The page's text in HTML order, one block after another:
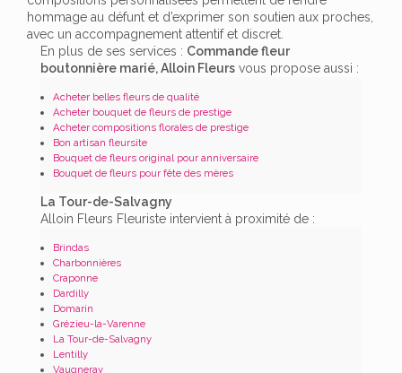
hommage au défunt et d’exprimer son soutien aux proches,
avec un accompagnement attentif et discret.
En plus de ses services : Commande fleur
boutonnière marié, Alloin Fleurs vous propose aussi :
Acheter belles fleurs de qualité
Acheter bouquet de fleurs de prestige
Acheter compositions florales de prestige
Bon artisan fleursite
Bouquet de fleurs original pour anniversaire
Bouquet de fleurs pour fête des mères
La Tour-de-Salvagny
Alloin Fleurs Fleuriste intervient à proximité de :
Brindas
Charbonnières
Craponne
Dardilly
Domarin
Grézieu-la-Varenne
La Tour-de-Salvagny
Lentilly
Vaugneray